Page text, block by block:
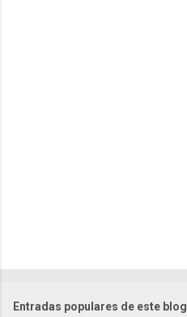
Entradas populares de este blog